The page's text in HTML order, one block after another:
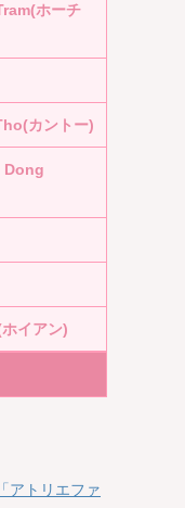
ホーチ
カントー)
Dong
イアン)
アトリエファ